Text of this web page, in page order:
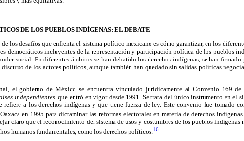
DE LOS PUEBLOS INDÍGENAS: EL DEBATE
los desafíos que enfrenta el sistema político mexicano es cómo garantizar, en los
democráticos incluyentes de la representación y participación política de los pueblos
social. En diferentes ámbitos se han debatido los derechos indígenas, se han firmado
discurso de los actores políticos, aunque también han quedado sin salidas políticas
el gobierno de México se encuentra vinculado jurídicamente al Convenio 169 de
independientes, que entró en vigor desde 1991. Se trata del único instrumento en el
refiere a los derechos indígenas y que tiene fuerza de ley. Este convenio fue tomado
en 1995 para dictaminar las reformas electorales en materia de derechos indígenas.
claro que el reconocimiento del sistema de usos y costumbres de los pueblos indígenas
humanos fundamentales, como los derechos políticos. 16